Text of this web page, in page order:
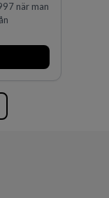
när man
dess har
på 20